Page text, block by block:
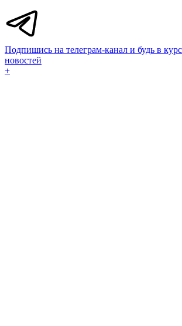
Подпишись на телеграм-канал и будь в
новостей
+